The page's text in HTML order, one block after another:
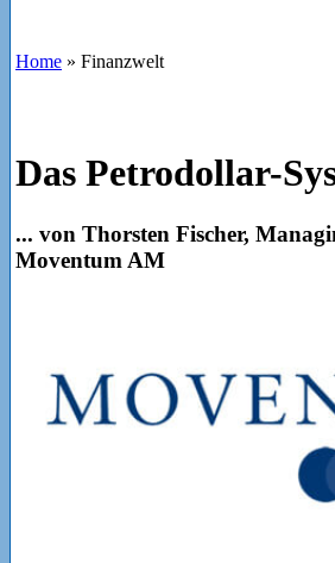
Home » Finanzwelt
Das Petrodollar-
... von Thorsten Fischer,
Moventum AM